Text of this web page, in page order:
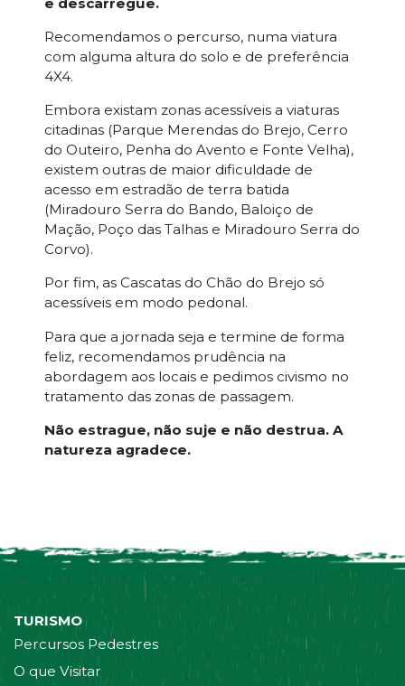
Recomendamos o percurso, numa viatura
com alguma altura do solo e de preferência
4X4.
Embora existam zonas acessíveis a viaturas
citadinas (Parque Merendas do Brejo, Cerro
do Outeiro, Penha do Avento e Fonte Velha),
existem outras de maior dificuldade de
acesso em estradão de terra batida
(Miradouro Serra do Bando, Baloiço de
Mação, Poço das Talhas e Miradouro Serra do
Corvo).
Por fim, as Cascatas do Chão do Brejo só
acessíveis em modo pedonal.
Para que a jornada seja e termine de forma
feliz, recomendamos prudência na
abordagem aos locais e pedimos civismo no
tratamento das zonas de passagem.
Não estrague, não suje e não destrua. A
natureza agradece.
TURISMO
Percursos Pedestres
O que Visitar